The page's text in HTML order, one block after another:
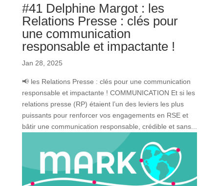
#41 Delphine Margot : les
Relations Presse : clés pour
une communication
responsable et impactante !
Jan 28, 2025
📢 les Relations Presse : clés pour une communication
responsable et impactante ! COMMUNICATION Et si les
relations presse (RP) étaient l’un des leviers les plus
puissants pour renforcer vos engagements en RSE et
bâtir une communication responsable, crédible et sans...